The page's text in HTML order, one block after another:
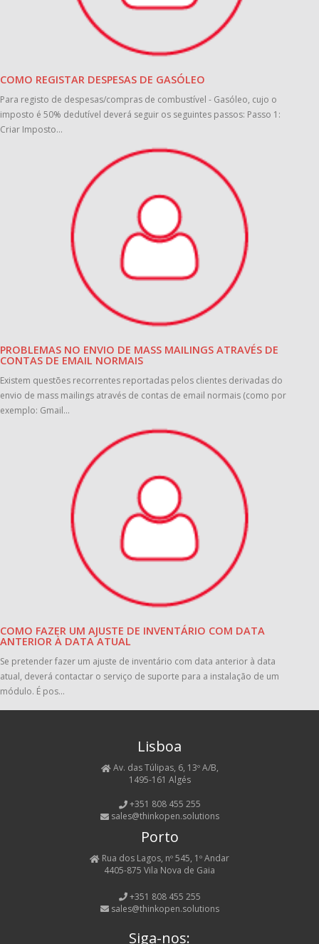
COMO REGISTAR DESPESAS DE GASÓLEO
Para registo de despesas/compras de combustível - Gasóleo, cujo o
imposto é 50% dedutível deverá seguir os seguintes passos: Passo 1:
Criar Imposto...
PROBLEMAS NO ENVIO DE MASS MAILINGS ATRAVÉS DE
CONTAS DE EMAIL NORMAIS
Existem questões recorrentes reportadas pelos clientes derivadas do
envio de mass mailings através de contas de email normais (como por
exemplo: Gmail...
COMO FAZER UM AJUSTE DE INVENTÁRIO COM DATA
ANTERIOR À DATA ATUAL
Se pretender fazer um ajuste de inventário com data anterior à data
atual, deverá contactar o serviço de suporte para a instalação de um
módulo. É pos...
Lisboa
Av. das Túlipas, 6, 13º A/B,
1495-161 Algés
+351 808 455 255
sales@thinkopen.solutions
Porto
Rua dos Lagos, nº 545, 1º Andar
4405-875 Vila Nova de Gaia
+351 808 455 255
sales@thinkopen.solutions
Siga-nos: